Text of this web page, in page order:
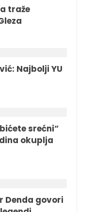
traže
Najbolji YU
srećni“
okuplja
Denda govori